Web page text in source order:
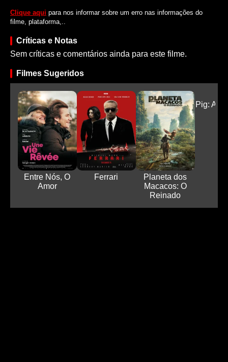
Clique aqui para nos informar sobre um erro nas informações do
filme, plataforma,..
Críticas e Notas
Sem críticas e comentários ainda para este filme.
Filmes Sugeridos
Entre Nós, O
Amor
Ferrari
Planeta dos
Macacos: O
Reinado
Pig: A